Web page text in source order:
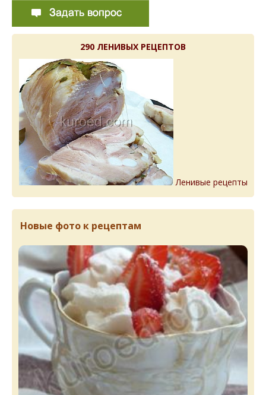
290 ЛЕНИВЫХ РЕЦЕПТОВ
Ленивые рецепты
Новые фото к рецептам